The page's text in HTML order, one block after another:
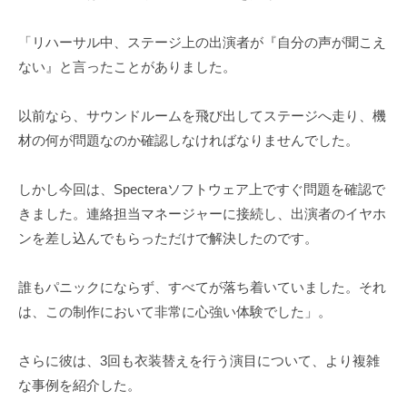
「リハーサル中、ステージ上の出演者が『自分の声が聞こえ
ない』と言ったことがありました。
以前なら、サウンドルームを飛び出してステージへ走り、機
材の何が問題なのか確認しなければなりませんでした。
しかし今回は、Specteraソフトウェア上ですぐ問題を確認で
きました。連絡担当マネージャーに接続し、出演者のイヤホ
ンを差し込んでもらっただけで解決したのです。
誰もパニックにならず、すべてが落ち着いていました。それ
は、この制作において非常に心強い体験でした」。
さらに彼は、3回も衣装替えを行う演目について、より複雑
な事例を紹介した。